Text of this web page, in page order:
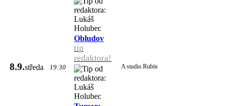
8.9.středa 19:30
Obludov
tip
redaktora!
A studio Rubín